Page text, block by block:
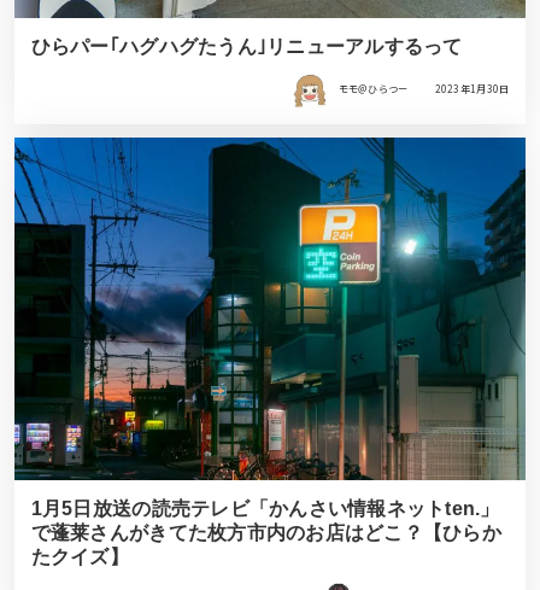
ひらパー｢ハグハグたうん｣リニューアルするって
モモ＠ひらつー 2023年1月30日
1月5日放送の読売テレビ「かんさい情報ネットten.」
で蓬莱さんがきてた枚方市内のお店はどこ？【ひらか
たクイズ】